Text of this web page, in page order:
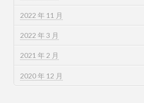
2022 年 11 月
2022 年 3 月
2021 年 2 月
2020 年 12 月